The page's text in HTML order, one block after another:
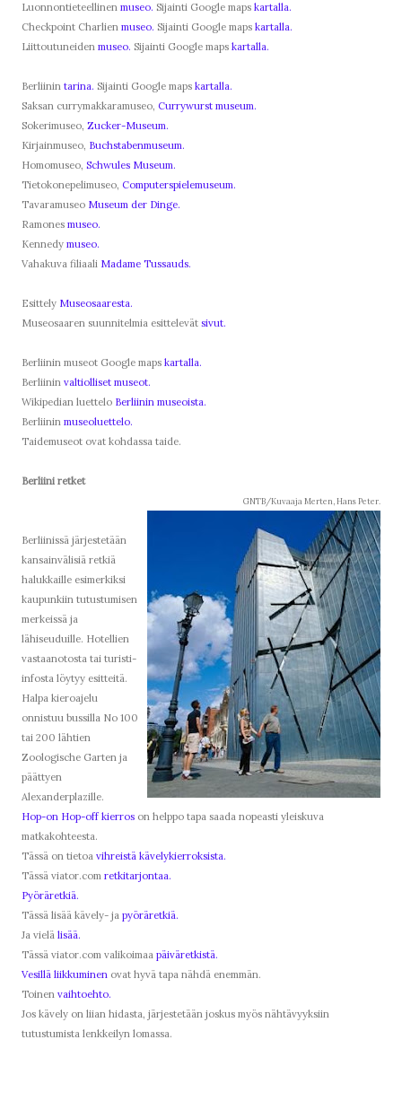
Luonnontieteellinen museo. Sijainti Google maps kartalla.
Checkpoint Charlien museo. Sijainti Google maps kartalla.
Liittoutuneiden museo. Sijainti Google maps kartalla.
Berliinin tarina. Sijainti Google maps kartalla.
Saksan currymakkaramuseo, Currywurst museum.
Sokerimuseo, Zucker-Museum.
Kirjainmuseo, Buchstabenmuseum.
Homomuseo, Schwules Museum.
Tietokonepelimuseo, Computerspielemuseum.
Tavaramuseo Museum der Dinge.
Ramones museo.
Kennedy museo.
Vahakuva filiaali Madame Tussauds.
Esittely Museosaaresta.
Museosaaren suunnitelmia esittelevät sivut.
Berliinin museot Google maps kartalla.
Berliinin valtiolliset museot.
Wikipedian luettelo Berliinin museoista.
Berliinin museoluettelo.
Taidemuseot ovat kohdassa taide.
Berliini retket
GNTB/Kuvaaja Merten, Hans Peter.
Berliinissä järjestetään
kansainvälisiä retkiä
halukkaille esimerkiksi
kaupunkiin tutustumisen
merkeissä ja
lähiseuduille. Hotellien
vastaanotosta tai turisti-
infosta löytyy esitteitä.
Halpa kieroajelu
onnistuu bussilla No 100
tai 200 lähtien
Zoologische Garten ja
päättyen
Alexanderplazille.
Hop-on Hop-off kierros on helppo tapa saada nopeasti yleiskuva
matkakohteesta.
Tässä on tietoa vihreistä kävelykierroksista.
Tässä viator.com retkitarjontaa.
Pyöräretkiä.
Tässä lisää kävely- ja pyöräretkiä.
Ja vielä lisää.
Tässä viator.com valikoimaa päiväretkistä.
Vesillä liikkuminen ovat hyvä tapa nähdä enemmän.
Toinen vaihtoehto.
Jos kävely on liian hidasta, järjestetään joskus myös nähtävyyksiin
tutustumista lenkkeilyn lomassa.